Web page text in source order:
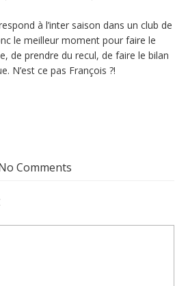
à l’inter saison dans un club de
le meilleur moment pour faire le
de prendre du recul, de faire le bilan
N’est ce pas François ?!
Comments